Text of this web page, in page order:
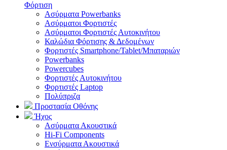
Φόρτιση
Ασύρματα Powerbanks
Aσύρματοι Φορτιστές
Ασύρματοι Φορτιστές Αυτοκινήτου
Καλώδια Φόρτισης & Δεδομένων
Φορτιστές Smartphone/Tablet/Μπαταριών
Powerbanks
Powercubes
Φορτιστές Αυτοκινήτου
Φορτιστές Laptop
Πολύπριζα
Προστασία Οθόνης
Ήχος
Ασύρματα Ακουστικά
Hi-Fi Components
Ενσύρματα Ακουστικά